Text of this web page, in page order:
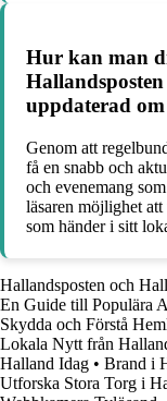
Hur kan man
uppdaterad
Genom att
få en snabb och
och evenemang
läsaren möjlighet
som händer i sitt
Hallandsposten och
En Guide till Populära
Skydda och Förstå
Lokala Nytt från
Halland Idag • Brand i
Utforska Stora Torg i